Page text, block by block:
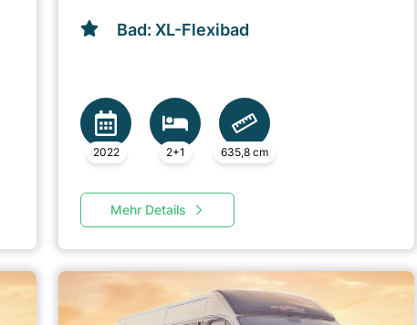
Bad: XL-Flexibad
2022 2+1 635,8 cm
Mehr Details